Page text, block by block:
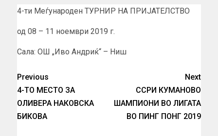
4-ти Меѓународен ТУРНИР НА ПРИЈАТЕЛСТВО
од 08 – 11 ноември 2019 г.
Сала: ОШ „Иво Андриќ“ – Ниш
Previous
4-ТО МЕСТО ЗА
ОЛИВЕРА НАКОВСКА
БИКОВА
Next
ССРИ КУМАНОВО
ШАМПИОНИ ВО ЛИГАТА
ВО ПИНГ ПОНГ 2019